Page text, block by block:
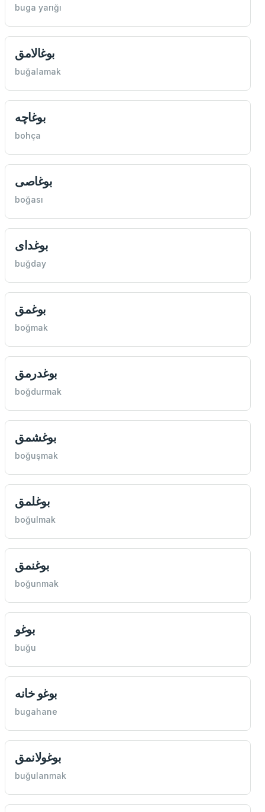
buga yarığı
بوغالامق
buğalamak
بوغاچه
bohça
بوغاصی
boğası
بوغدای
buğday
بوغمق
boğmak
بوغدرمق
boğdurmak
بوغشمق
boğuşmak
بوغلمق
boğulmak
بوغنمق
boğunmak
بوغو
buğu
بوغو خانه
bugahane
بوغولانمق
buğulanmak